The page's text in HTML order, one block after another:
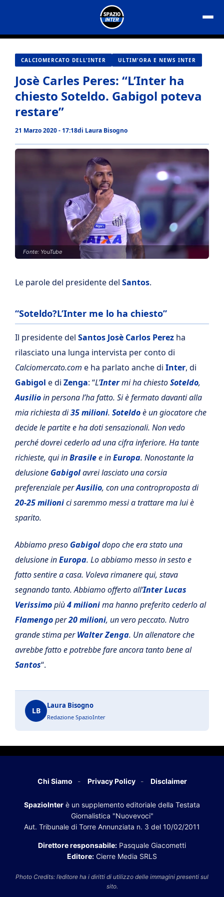
contenuto
CALCIOMERCATO DELL'INTER ULTIM'ORA E NEWS INTER
Josè Carles Peres: “L’Inter ha
chiesto Soteldo. Gabigol poteva
restare”
21 Marzo 2020 - 17:18di Laura Bisogno
Fonte: YouTube
Le parole del presidente del Santos.
“Soteldo?L’Inter me lo ha chiesto”
Il presidente del Santos Josè Carlos Perez ha
rilasciato una lunga intervista per conto di
Calciomercato.com e ha parlato anche di Inter, di
Gabigol e di Zenga: “L’Intermi ha chiestoSoteldo,
Ausilioin persona l’ha fatto. Si è fermato davanti alla
mia richiesta di35 milioni. Soteldoè un giocatore che
decide le partite e ha doti sensazionali. Non vedo
perché dovrei cederlo ad una cifra inferiore. Ha tante
richieste, qui inBrasilee inEuropa. Nonostante la
delusione Gabigolavrei lasciato una corsia
preferenziale perAusilio, con una controproposta di
20-25 milionici saremmo messi a trattare ma lui è
sparito.
Abbiamo preso Gabigoldopo che era stato una
delusione inEuropa. Lo abbiamo messo in sesto e
fatto sentire a casa. Voleva rimanere qui, stava
segnando tanto. Abbiamo offerto all’InterLucas
Verissimopiù4 milionima hanno preferito cederlo al
Flamengoper20 milioni, un vero peccato. Nutro
grande stima perWalter Zenga. Un allenatore che
avrebbe fatto e potrebbe fare ancora tanto bene al
Santos“.
LB
Laura Bisogno
Redazione SpazioInter
Chi Siamo Privacy Policy Disclaimer
SpazioInter è un supplemento editoriale della Testata
Giornalistica "Nuovevoci"
Aut. Tribunale di Torre Annunziata n. 3 del 10/02/2011
Direttore responsabile: Pasquale Giacometti
Editore: Cierre Media SRLS
Photo Credits: l’editore ha i diritti di utilizzo delle immagini presenti sul
sito.